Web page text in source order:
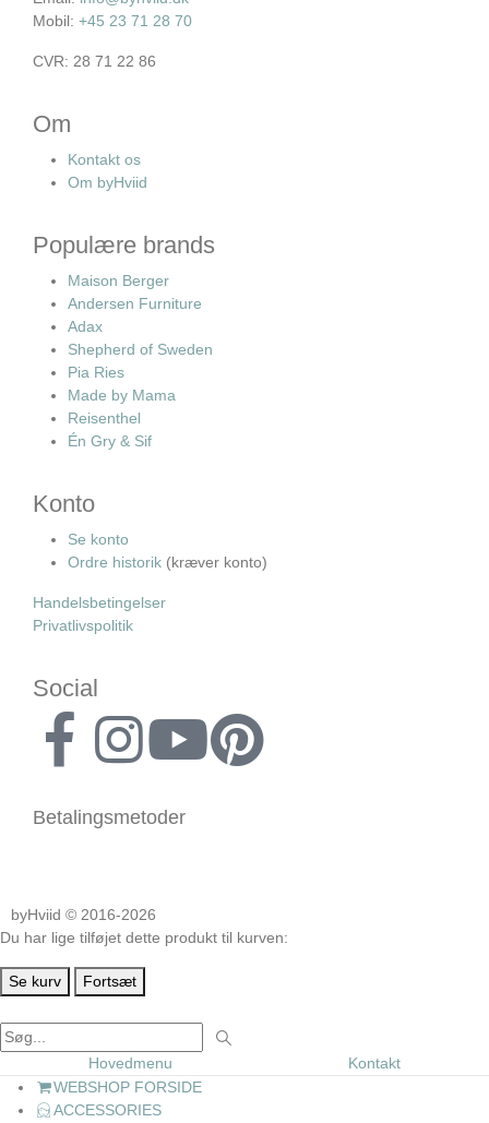
Mobil: +45 23 71 28 70
CVR: 28 71 22 86
Om
Kontakt os
Om byHviid
Populære brands
Maison Berger
Andersen Furniture
Adax
Shepherd of Sweden
Pia Ries
Made by Mama
Reisenthel
Én Gry & Sif
Konto
Se konto
Ordre historik (kræver konto)
Handelsbetingelser
Privatlivspolitik
Social
Betalingsmetoder
byHviid © 2016-2026
Du har lige tilføjet dette produkt til kurven:
Se kurv Fortsæt
Hovedmenu
Kontakt
WEBSHOP FORSIDE
ACCESSORIES